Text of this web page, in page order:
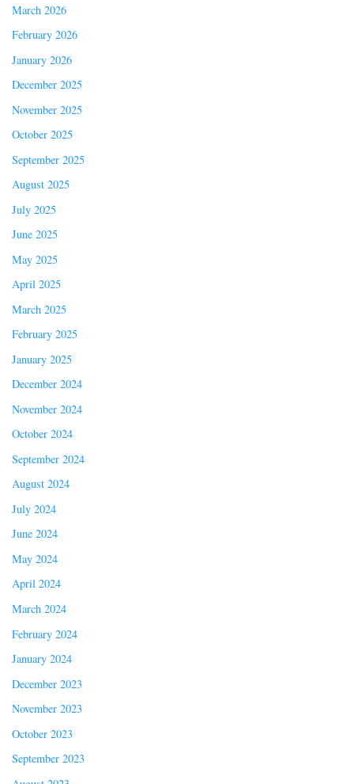
March 2026
February 2026
January 2026
December 2025
November 2025
October 2025
September 2025
August 2025
July 2025
June 2025
May 2025
April 2025
March 2025
February 2025
January 2025
December 2024
November 2024
October 2024
September 2024
August 2024
July 2024
June 2024
May 2024
April 2024
March 2024
February 2024
January 2024
December 2023
November 2023
October 2023
September 2023